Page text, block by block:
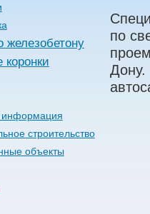
железобетону
информация
строительство
объекты
по
Дону.